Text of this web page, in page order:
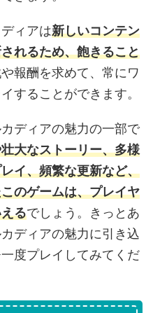
ィアは新しいコンテン
れるため、飽きること
報酬を求めて、常にワ
することができます。
ディアの魅力の一部で
大なストーリー、多様
イ、頻繁な更新など、
のゲームは、プレイヤ
るでしょう。きっとあ
ディアの魅力に引き込
度プレイしてみてくだ